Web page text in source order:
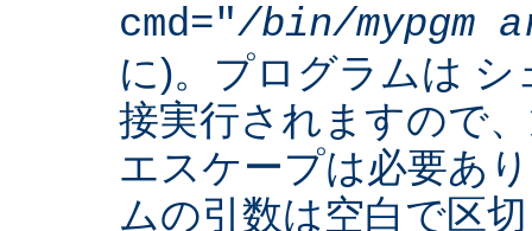
cmd="/bin/mypgm
に)。プログラムは
接実行されますので
エスケープは必要あ
ムの引数は空白で区